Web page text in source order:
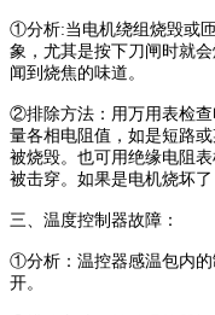
①分析:当电机绕组烧毁或
象，尤其是按下刀闸时就
闻到烧焦的味道。
②排除方法：用万用表检查
量各相电阻值，如是短路
被烧毁。也可用绝缘电阻
被击穿。如果是电机烧坏了
三、温度控制器故障：
①分析：温控器感温包内的
开。